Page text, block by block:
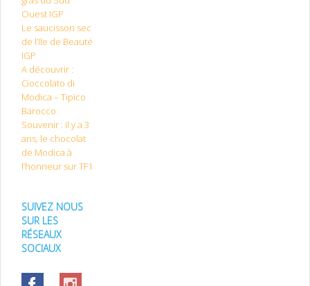
Ouest IGP
Le saucisson sec
de l’Ile de Beauté
IGP
A découvrir :
Cioccolato di
Modica – Tipico
Barocco
Souvenir : il y a 3
ans, le chocolat
de Modica à
l’honneur sur TF1
SUIVEZ NOUS
SUR LES
RÉSEAUX
SOCIAUX